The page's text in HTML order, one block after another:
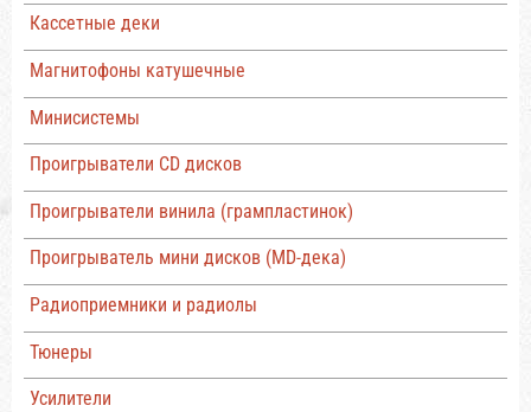
Кассетные деки
Магнитофоны катушечные
Минисистемы
Проигрыватели CD дисков
Проигрыватели винила (грампластинок)
Проигрыватель мини дисков (MD-дека)
Радиоприемники и радиолы
Тюнеры
Усилители